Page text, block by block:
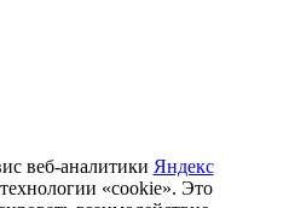
веб-аналитики Яндекс
«cookie». Это